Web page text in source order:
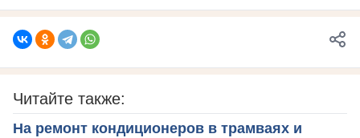
Читайте также:
На ремонт кондиционеров в трамваях и